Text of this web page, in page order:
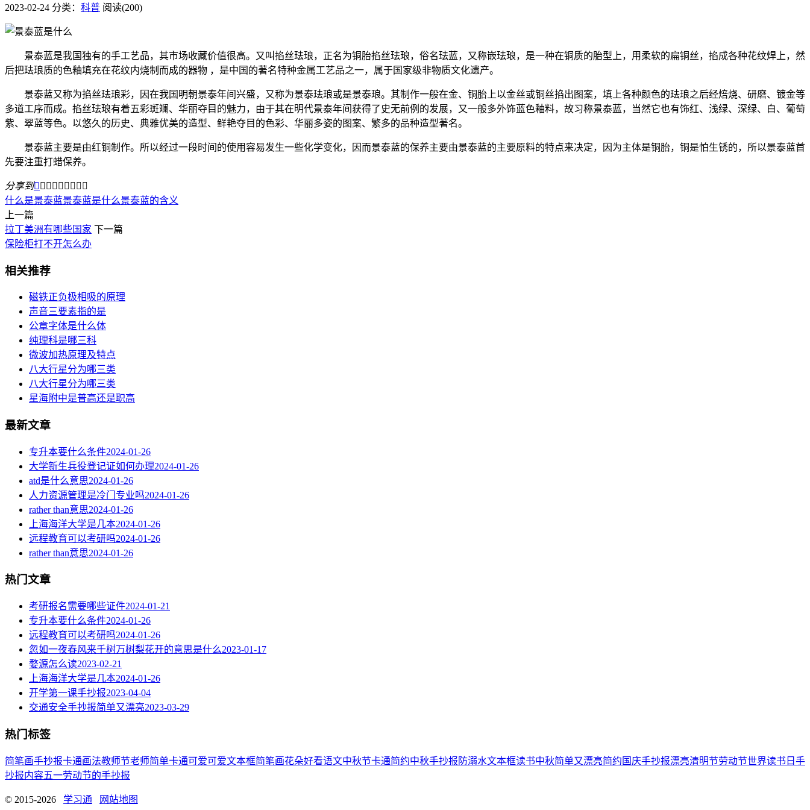
2023-02-24 分类： 科普 阅读(200)
景泰蓝是我国独有的手工艺品，其市场收藏价值很高。又叫掐丝珐琅，正名为铜胎掐丝珐琅，俗名珐蓝，又称嵌珐琅，是一种在铜质的胎型上，用柔软的扁铜丝，掐成各种花纹焊上，然
后把珐琅质的色釉填充在花纹内烧制而成的器物 ，是中国的著名特种金属工艺品之一，属于国家级非物质文化遗产。
景泰蓝又称为掐丝珐琅彩，因在我国明朝景泰年间兴盛，又称为景泰珐琅或是景泰琅。其制作一般在金、铜胎上以金丝或铜丝掐出图案，填上各种颜色的珐琅之后经焙烧、研磨、镀金等
多道工序而成。掐丝珐琅有着五彩斑斓、华丽夺目的魅力，由于其在明代景泰年间获得了史无前例的发展，又一般多外饰蓝色釉料，故习称景泰蓝，当然它也有饰红、浅绿、深绿、白、葡萄
紫、翠蓝等色。以悠久的历史、典雅优美的造型、鲜艳夺目的色彩、华丽多姿的图案、繁多的品种造型著名。
景泰蓝主要是由红铜制作。所以经过一段时间的使用容易发生一些化学变化，因而景泰蓝的保养主要由景泰蓝的主要原料的特点来决定，因为主体是铜胎，铜是怕生锈的，所以景泰蓝首
先要注重打蜡保养。
分享到        
什么是景泰蓝景泰蓝是什么景泰蓝的含义
上一篇
拉丁美洲有哪些国家 下一篇
保险柜打不开怎么办
相关推荐
磁铁正负极相吸的原理
声音三要素指的是
公章字体是什么体
纯理科是哪三科
微波加热原理及特点
八大行星分为哪三类
八大行星分为哪三类
星海附中是普高还是职高
最新文章
专升本要什么条件2024-01-26
大学新生兵役登记证如何办理2024-01-26
atd是什么意思2024-01-26
人力资源管理是冷门专业吗2024-01-26
rather than意思2024-01-26
上海海洋大学是几本2024-01-26
远程教育可以考研吗2024-01-26
rather than意思2024-01-26
热门文章
考研报名需要哪些证件2024-01-21
专升本要什么条件2024-01-26
远程教育可以考研吗2024-01-26
忽如一夜春风来千树万树梨花开的意思是什么2023-01-17
婺源怎么读2023-02-21
上海海洋大学是几本2024-01-26
开学第一课手抄报2023-04-04
交通安全手抄报简单又漂亮2023-03-29
热门标签
简笔画手抄报卡通画法教师节老师简单卡通可爱可爱文本框简笔画花朵好看语文中秋节卡通简约中秋手抄报 防溺水文本框读书中秋简单又漂亮简约 国庆手抄报漂亮清明节劳动节世界读书日 手
抄报内容五一劳动节的手抄报
© 2015-2026 学习通 网站地图